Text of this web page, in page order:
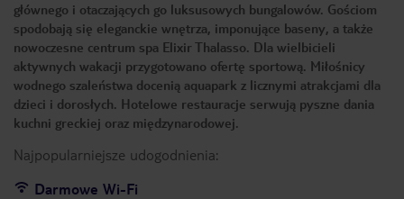
głównego i otaczających go luksusowych bungalowów. Gościom
spodobają się eleganckie wnętrza, imponujące baseny, a także
nowoczesne centrum spa Elixir Thalasso. Dla wielbicieli
aktywnych wakacji przygotowano ofertę sportową. Miłośnicy
wodnego szaleństwa docenią aquapark z licznymi atrakcjami dla
dzieci i dorosłych. Hotelowe restauracje serwują pyszne dania
kuchni greckiej oraz międzynarodowej.
Najpopularniejsze udogodnienia:
Darmowe Wi-Fi